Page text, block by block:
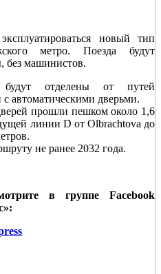
новый тип
метро. Поезда будут
без машинистов.
отделены от путей
автоматическими дверьми.
прошли пешком около 1,6
линии D от Olbrachtova до
не ранее 2032 года.
в группе Facebook